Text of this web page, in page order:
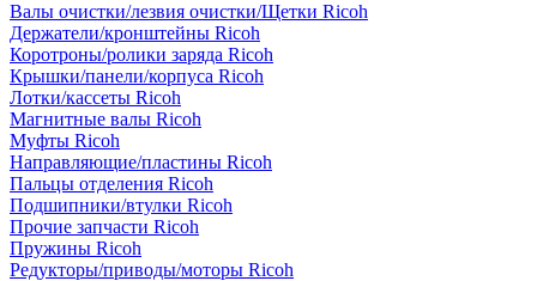
Валы очистки/лезвия очистки/Щетки Ricoh
Держатели/кронштейны Ricoh
Коротроны/ролики заряда Ricoh
Крышки/панели/корпуса Ricoh
Лотки/кассеты Ricoh
Магнитные валы Ricoh
Муфты Ricoh
Направляющие/пластины Ricoh
Пальцы отделения Ricoh
Подшипники/втулки Ricoh
Прочие запчасти Ricoh
Пружины Ricoh
Редукторы/приводы/моторы Ricoh